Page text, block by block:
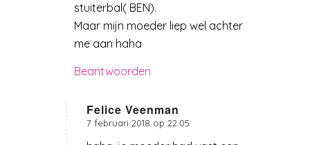
stuiterbal( BEN).
Maar mijn moeder liep wel achter
me aan haha
Beantwoorden
Felice Veenman
zegt:
7 februari 2018 op 22:05